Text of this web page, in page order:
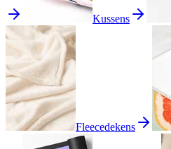
Kussens
Fleecedekens